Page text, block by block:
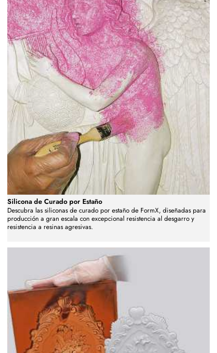
Silicona de Curado por Estaño
Descubra las siliconas de curado por estaño de FormX, diseñadas para
producción a gran escala con excepcional resistencia al desgarro y
resistencia a resinas agresivas.